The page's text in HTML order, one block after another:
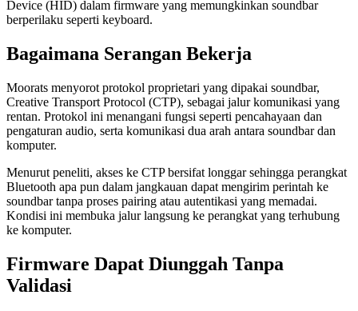
Device (HID) dalam firmware yang memungkinkan soundbar
berperilaku seperti keyboard.
Bagaimana Serangan Bekerja
Moorats menyorot protokol proprietari yang dipakai soundbar,
Creative Transport Protocol (CTP), sebagai jalur komunikasi yang
rentan. Protokol ini menangani fungsi seperti pencahayaan dan
pengaturan audio, serta komunikasi dua arah antara soundbar dan
komputer.
Menurut peneliti, akses ke CTP bersifat longgar sehingga perangkat
Bluetooth apa pun dalam jangkauan dapat mengirim perintah ke
soundbar tanpa proses pairing atau autentikasi yang memadai.
Kondisi ini membuka jalur langsung ke perangkat yang terhubung
ke komputer.
Firmware Dapat Diunggah Tanpa
Validasi